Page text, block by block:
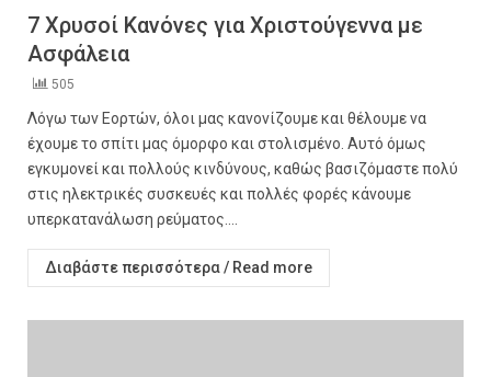
7 Χρυσοί Κανόνες για Χριστούγεννα με
Ασφάλεια
505
Λόγω των Εορτών, όλοι μας κανονίζουμε και θέλουμε να
έχουμε το σπίτι μας όμορφο και στολισμένο. Αυτό όμως
εγκυμονεί και πολλούς κινδύνους, καθώς βασιζόμαστε πολύ
στις ηλεκτρικές συσκευές και πολλές φορές κάνουμε
υπερκατανάλωση ρεύματος....
Διαβάστε περισσότερα / Read more